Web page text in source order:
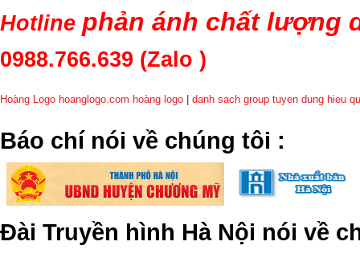
Hotline phản ánh chất lượng
0988.766.639 (Zalo )
Hoàng Logo hoanglogo.com hoàng logo danh sach group tuyen dung hieu
​Báo chí nói về chúng tôi :
Đài Truyền hình Hà Nội nói về